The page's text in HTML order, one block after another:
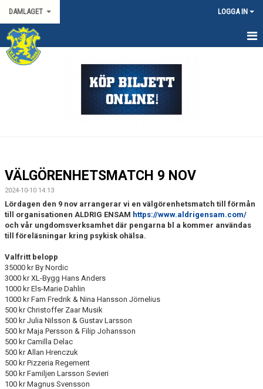
DAMLAGET LOGGA IN
HEM
SPORTGRUPP DAM
DAMALLSVENSKAN
SVENSKA CUPEN DAM
VÄLGÖRENHETSMATCH 9 NOV
2024-10-10 14:13
Lördagen den 9 nov arrangerar vi en välgörenhetsmatch till förmån
till organisationen ALDRIG ENSAM https://www.aldrigensam.com/
och vår ungdomsverksamhet där pengarna bl a kommer användas
till föreläsningar kring psykisk ohälsa.
Valfritt belopp
35000 kr By Nordic
3000 kr XL-Bygg Hans Anders
1000 kr Els-Marie Dahlin
1000 kr Fam Fredrik & Nina Hansson Jörnelius
500 kr Christoffer Zaar Musik
500 kr Julia Nilsson & Gustav Larsson
500 kr Maja Persson & Filip Johansson
500 kr Camilla Delac
500 kr Allan Hrenczuk
500 kr Pizzeria Regement
500 kr Familjen Larsson Sevieri
100 kr Magnus Svensson